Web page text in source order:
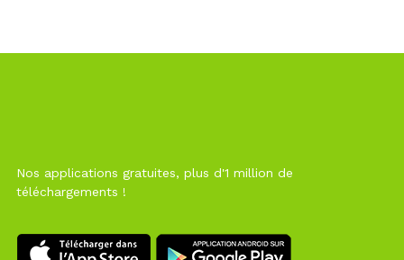
Nos applications gratuites, plus d'1 million de
téléchargements !